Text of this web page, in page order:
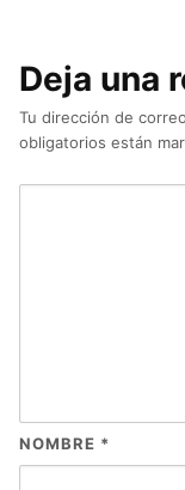
Deja una
Tu dirección de
obligatorios están
NOMBRE *